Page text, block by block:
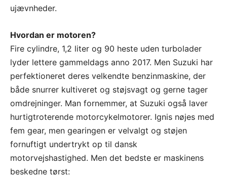
ujævnheder.
Hvordan er motoren?
Fire cylindre, 1,2 liter og 90 heste uden turbolader
lyder lettere gammeldags anno 2017. Men Suzuki har
perfektioneret deres velkendte benzinmaskine, der
både snurrer kultiveret og støjsvagt og gerne tager
omdrejninger. Man fornemmer, at Suzuki også laver
hurtigtroterende motorcykelmotorer. Ignis nøjes med
fem gear, men gearingen er velvalgt og støjen
fornuftigt undertrykt op til dansk
motorvejshastighed. Men det bedste er maskinens
beskedne tørst: